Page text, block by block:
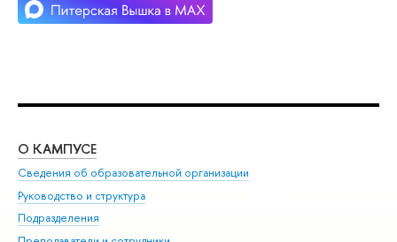
О КАМПУСЕ
Сведения об образовательной организации
Руководство и структура
Подразделения